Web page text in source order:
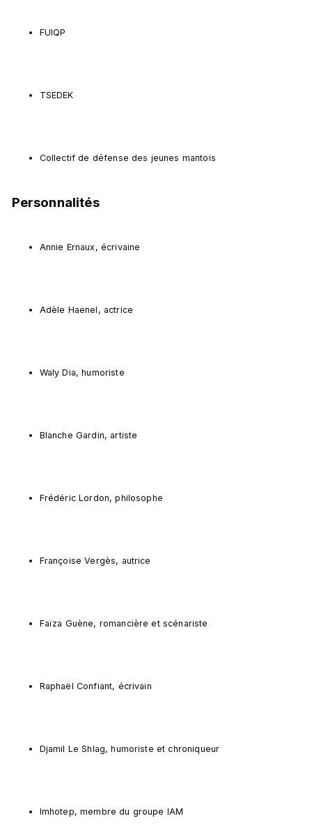
FUIQP
TSEDEK
Collectif de défense des jeunes mantois
Personnalités
Annie Ernaux, écrivaine
Adèle Haenel, actrice
Waly Dia, humoriste
Blanche Gardin, artiste
Frédéric Lordon, philosophe
Françoise Vergès, autrice
Faïza Guène, romancière et scénariste
Raphaël Confiant, écrivain
Djamil Le Shlag, humoriste et chroniqueur
Imhotep, membre du groupe IAM